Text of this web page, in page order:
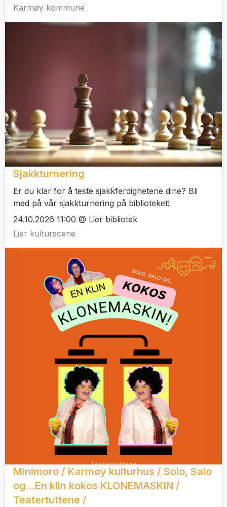
Karmøy kommune
Sjakkturnering
Er du klar for å teste sjakkferdighetene dine? Bli
med på vår sjakkturnering på biblioteket!
24.10.2026 11:00 @ Lier bibliotek
Lier kulturscene
Minimoro / Karmøy kulturhus / Solo, Salo
og...En klin kokos KLONEMASKIN /
Teatertuttene /